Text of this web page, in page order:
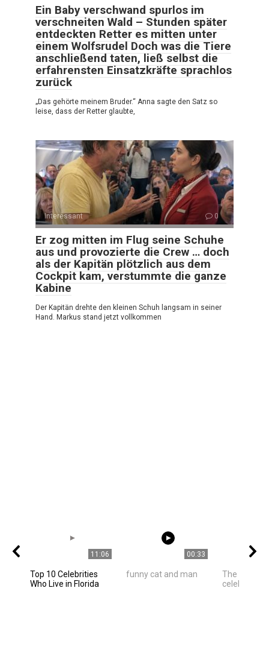
Ein Baby verschwand spurlos im
verschneiten Wald – Stunden später
entdeckten Retter es mitten unter
einem Wolfsrudel Doch was die Tiere
anschließend taten, ließ selbst die
erfahrensten Einsatzkräfte sprachlos
zurück
„Das gehörte meinem Bruder.“ Anna sagte den Satz so
leise, dass der Retter glaubte,
Interessant 0
Er zog mitten im Flug seine Schuhe
aus und provozierte die Crew … doch
als der Kapitän plötzlich aus dem
Cockpit kam, verstummte die ganze
Kabine
Der Kapitän drehte den kleinen Schuh langsam in seiner
Hand. Markus stand jetzt vollkommen
11:06
Top 10 Celebrities
Who Live in Florida
00:33
funny cat and man
The best
celebrities